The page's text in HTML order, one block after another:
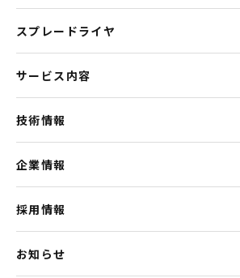
スプレードライヤ
サービス内容
技術情報
企業情報
採用情報
お知らせ